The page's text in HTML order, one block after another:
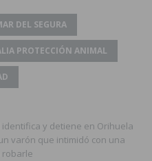
DEL SEGURA
PROTECCIÓN ANIMAL
identifica y detiene en Orihuela
varón que intimidó con una
robarle